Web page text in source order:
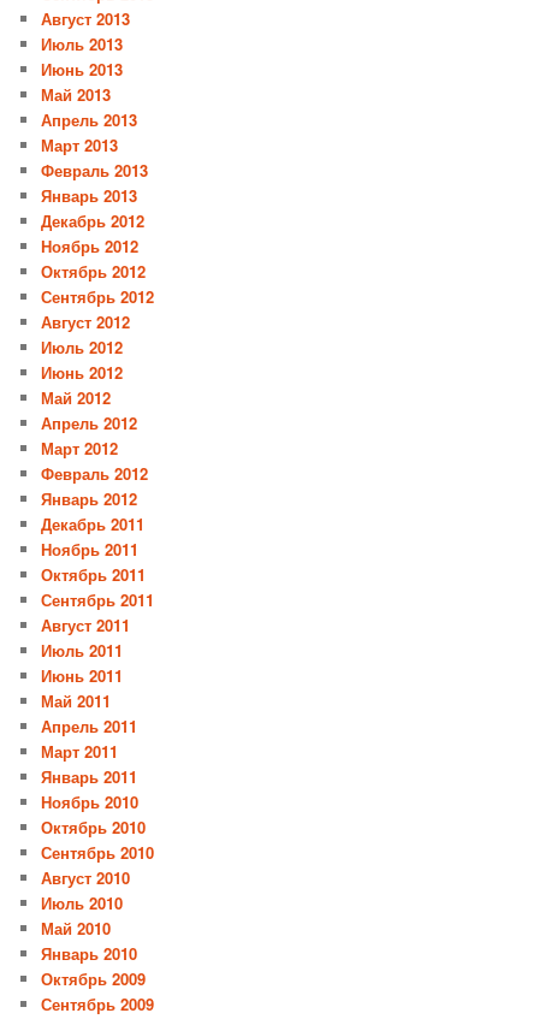
Август 2013
Июль 2013
Июнь 2013
Май 2013
Апрель 2013
Март 2013
Февраль 2013
Январь 2013
Декабрь 2012
Ноябрь 2012
Октябрь 2012
Сентябрь 2012
Август 2012
Июль 2012
Июнь 2012
Май 2012
Апрель 2012
Март 2012
Февраль 2012
Январь 2012
Декабрь 2011
Ноябрь 2011
Октябрь 2011
Сентябрь 2011
Август 2011
Июль 2011
Июнь 2011
Май 2011
Апрель 2011
Март 2011
Январь 2011
Ноябрь 2010
Октябрь 2010
Сентябрь 2010
Август 2010
Июль 2010
Май 2010
Январь 2010
Октябрь 2009
Сентябрь 2009